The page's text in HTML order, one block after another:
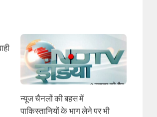
न्यूज चैनलों की बहस में
पाकिस्तानियों के भाग लेने पर भी